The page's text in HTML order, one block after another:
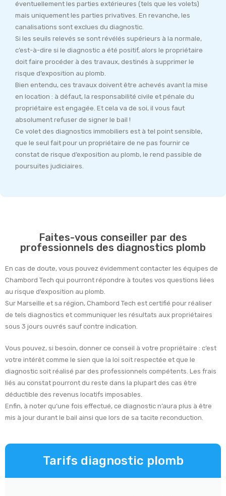
éventuellement les parties extérieures (tels que les volets)
mais uniquement les parties privatives. En revanche, les
canalisations sont exclues du diagnostic.
Si les seuils relevés se sont révélés supérieurs à la normale,
c’est-à-dire si le diagnostic a été positif, alors le propriétaire
doit faire procéder à des travaux, destinés à supprimer le
risque d’exposition au plomb.
Bien entendu, ces travaux doivent être achevés avant la mise
en location : à défaut, la responsabilité civile et pénale du
propriétaire est engagée. Et cela va de soi, il vous faut
absolument refuser de signer le bail !
Ce volet des diagnostics immobiliers est à tel point sensible,
que le seul fait pour un propriétaire de ne pas fournir ce
constat de risque d’exposition au plomb, le rend passible de
poursuites judiciaires.
Faites-vous conseiller par des
professionnels des diagnostics plomb
En cas de doute, vous pouvez évidemment contacter les équipes de
Chambord Tech qui pourront répondre à toutes vos questions liées
au risque d’exposition au plomb.
Sur Marseille et sa région, Chambord Tech est certifié pour réaliser
de tels diagnostics et communiquer les résultats aux propriétaires
sous 3 jours ouvrés sauf contre indication.
Vous pouvez, si besoin, donner ce conseil à votre propriétaire : c’est
votre intérêt comme le sien que la loi soit respectée et que le
diagnostic soit réalisé par des professionnels compétents. Les frais
liés au constat pourront du reste dans la plupart des cas être
déductible des revenus locatifs imposables.
Enfin, à noter qu’une fois effectué, ce diagnostic n’aura plus à être
mis à jour durant le bail ainsi que lors de sa tacite reconduction.
Tarifs diagnostic plomb